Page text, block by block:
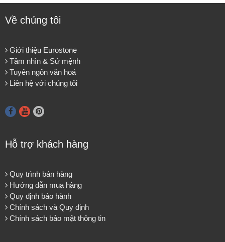
Về chúng tôi
Giới thiệu Eurostone
Tầm nhìn & Sứ mệnh
Tuyên ngôn văn hoá
Liên hệ với chúng tôi
Hỗ trợ khách hàng
Quy trình bán hàng
Hướng dẫn mua hàng
Quy định bảo hành
Chính sách và Quy định
Chính sách bảo mật thông tin